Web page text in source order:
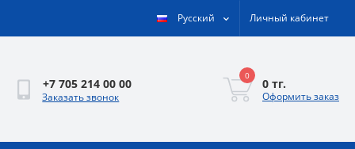
Русский Личный кабинет
+7 705 214 00 00
Заказать звонок
0
0 тг.
Оформить заказ